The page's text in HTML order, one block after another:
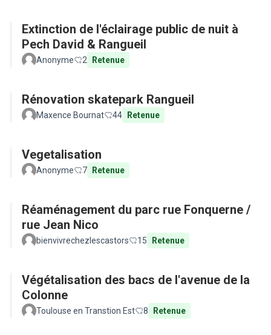
Extinction de l'éclairage public de nuit à
Pech David & Rangueil
Anonyme 2 Retenue
Rénovation skatepark Rangueil
Maxence Bournat 44 Retenue
Vegetalisation
Anonyme 7 Retenue
Réaménagement du parc rue Fonquerne /
rue Jean Nico
bienvivrechezlescastors 15 Retenue
Végétalisation des bacs de l'avenue de la
Colonne
Toulouse en Transtion Est 8 Retenue